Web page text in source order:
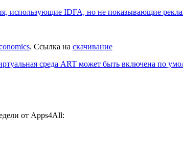
использующие IDFA, но не показывающие
. Ссылка на скачивание
среда ART может быть включена по
от Apps4All: